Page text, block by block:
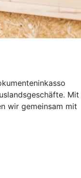
Mit
wir gemeinsam mit